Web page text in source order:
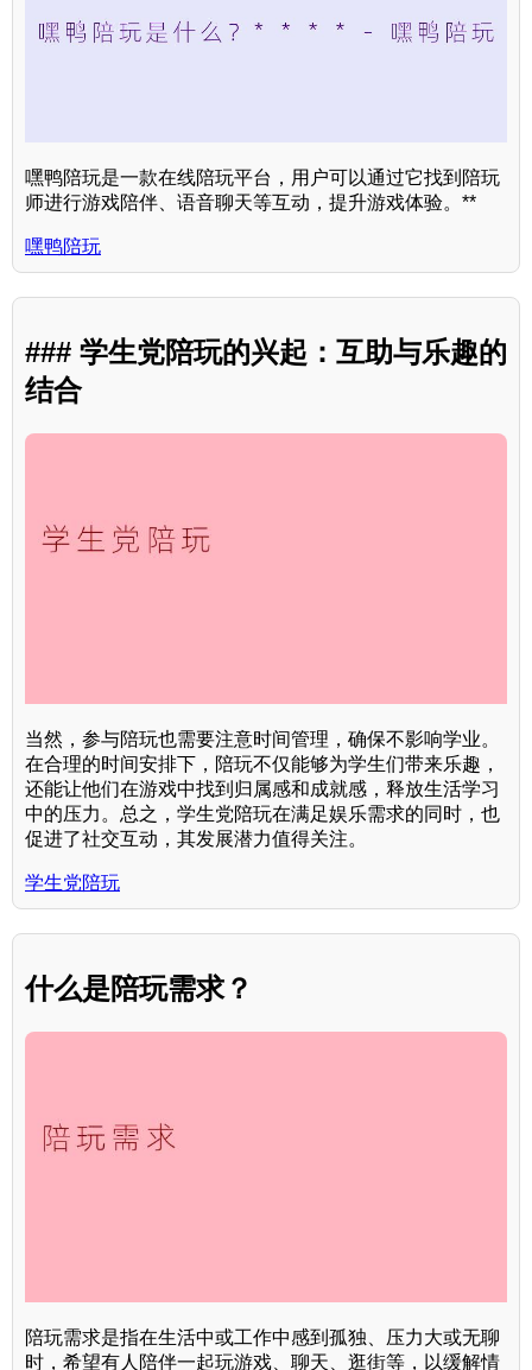
嘿鸭陪玩是一款在线陪玩平台，用户可以通过它找到陪玩
师进行游戏陪伴、语音聊天等互动，提升游戏体验。**
嘿鸭陪玩
### 学生党陪玩的兴起：互助与乐趣的
结合
当然，参与陪玩也需要注意时间管理，确保不影响学业。
在合理的时间安排下，陪玩不仅能够为学生们带来乐趣，
还能让他们在游戏中找到归属感和成就感，释放生活学习
中的压力。总之，学生党陪玩在满足娱乐需求的同时，也
促进了社交互动，其发展潜力值得关注。
学生党陪玩
什么是陪玩需求？
陪玩需求是指在生活中或工作中感到孤独、压力大或无聊
时，希望有人陪伴一起玩游戏、聊天、逛街等，以缓解情